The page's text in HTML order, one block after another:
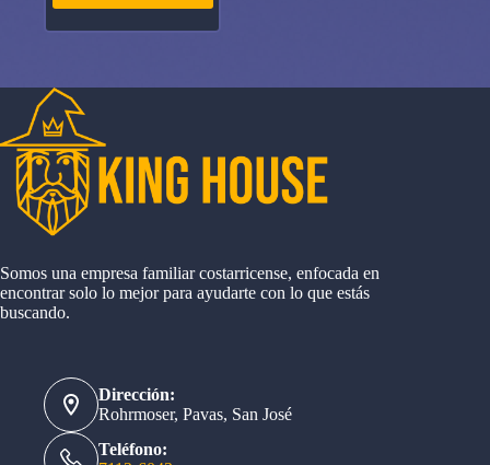
Somos una empresa familiar costarricense, enfocada en
encontrar solo lo mejor para ayudarte con lo que estás
buscando.
Dirección:
Rohrmoser, Pavas, San José
Teléfono: